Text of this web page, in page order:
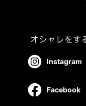
Instagram
Facebook